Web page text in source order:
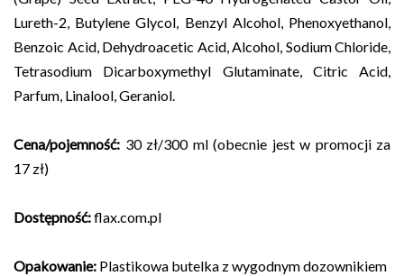
Lureth-2, Butylene Glycol, Benzyl Alcohol, Phenoxyethanol,
Benzoic Acid, Dehydroacetic Acid, Alcohol, Sodium Chloride,
Tetrasodium Dicarboxymethyl Glutaminate, Citric Acid,
Parfum, Linalool, Geraniol.
Cena/pojemność: 30 zł/300 ml (obecnie jest w promocji za
17 zł)
Dostępność:flax.com.pl
Opakowanie: Plastikowa butelka z wygodnym dozownikiem